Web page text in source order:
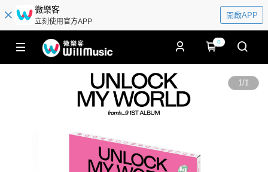
微樂客
立刻使用官方APP
開啟APP
0
1/1